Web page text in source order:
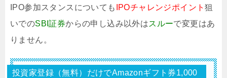
IPO参加スタンスについても IPOチャレンジポイント狙
いでのSBI証券からの申し込み以外はスルーで変更はあ
りません。
投資家登録（無料）だけでAmazonギフト券1,000